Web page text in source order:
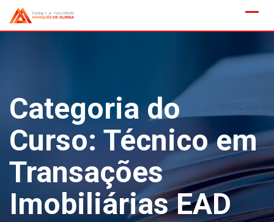
Categoria do
Curso: Técnico em
Transações
Imobiliárias EAD